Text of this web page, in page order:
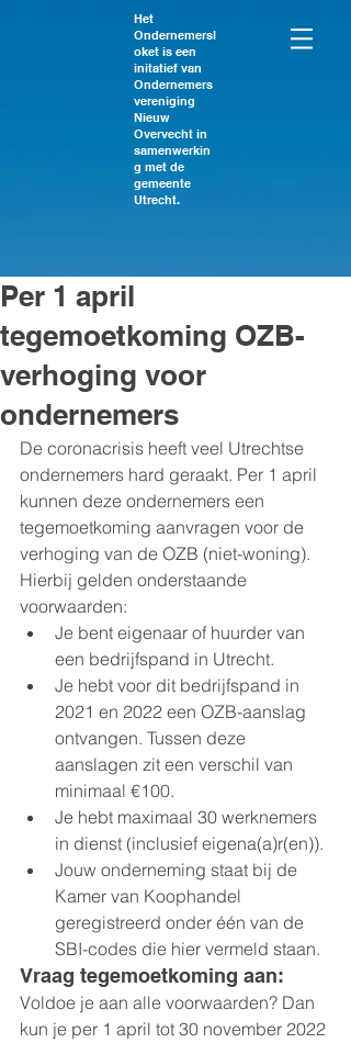
Het
Ondernemersl
oket is een
initatief van
Ondernemers
vereniging
Nieuw
Overvecht in
samenwerkin
g met de
gemeente
Utrecht.
Per 1 april
tegemoetkoming OZB-
verhoging voor
ondernemers
De coronacrisis heeft veel Utrechtse
ondernemers hard geraakt. Per 1 april
kunnen deze ondernemers een
tegemoetkoming aanvragen voor de
verhoging van de OZB (niet-woning).
Hierbij gelden onderstaande
voorwaarden:
Je bent eigenaar of huurder van
een bedrijfspand in Utrecht.
Je hebt voor dit bedrijfspand in
2021 en 2022 een OZB-aanslag
ontvangen. Tussen deze
aanslagen zit een verschil van
minimaal €100.
Je hebt maximaal 30 werknemers
in dienst (inclusief eigena(a)r(en)).
Jouw onderneming staat bij de
Kamer van Koophandel
geregistreerd onder één van de
SBI-codes die hier vermeld staan.
Vraag tegemoetkoming aan:
Voldoe je aan alle voorwaarden? Dan
kun je per 1 april tot 30 november 2022